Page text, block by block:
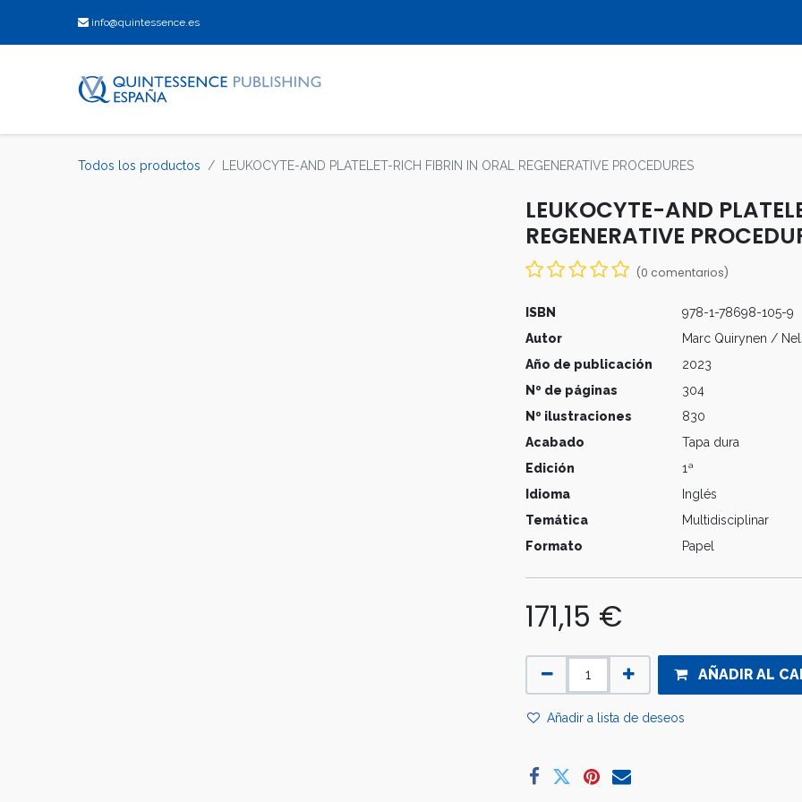
info@quintessence.es
Todos los productos LEUKOCYTE-AND PLATELET-RICH FIBRIN IN ORAL REGENERATIVE PROCEDURES
LEUKOCYTE-AND
REGENERATIVE
(0 comentarios)
ISBN
978-1-78698-105-9
Autor
Marc Quirynen /
Año de publicación
2023
Nº de páginas
304
Nº ilustraciones
830
Acabado
Tapa dura
Edición
1ª
Idioma
Inglés
Temática
Multidisciplinar
Formato
Papel
171,15 €
AÑADIR AL
Añadir a lista de deseos